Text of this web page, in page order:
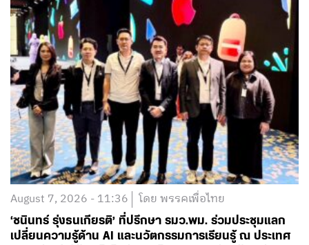
August 7, 2026 - 11:36 โดย พรรคเพื่อไทย
‘ชนินทร์ รุ่งธนเกียรติ’ ที่ปรึกษา รมว.พม. ร่วมประชุมแลก
เปลี่ยนความรู้ด้าน AI และนวัตกรรมการเรียนรู้ ณ ประเทศ